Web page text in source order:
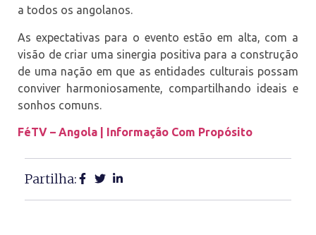
a todos os angolanos.
As expectativas para o evento estão em alta, com a
visão de criar uma sinergia positiva para a construção
de uma nação em que as entidades culturais possam
conviver harmoniosamente, compartilhando ideais e
sonhos comuns.
FéTV – Angola | Informação Com Propósito
Partilha: